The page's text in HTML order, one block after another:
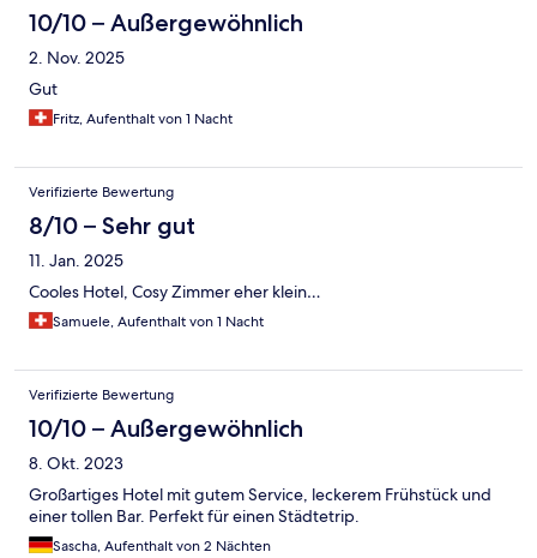
10/10 – Außergewöhnlich
2. Nov. 2025
Gut
Fritz, Aufenthalt von 1 Nacht
Verifizierte Bewertung
8/10 – Sehr gut
11. Jan. 2025
Cooles Hotel, Cosy Zimmer eher klein…
Samuele, Aufenthalt von 1 Nacht
Verifizierte Bewertung
10/10 – Außergewöhnlich
8. Okt. 2023
Großartiges Hotel mit gutem Service, leckerem Frühstück und
einer tollen Bar. Perfekt für einen Städtetrip.
Sascha, Aufenthalt von 2 Nächten